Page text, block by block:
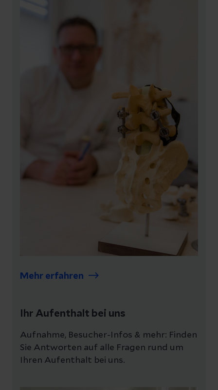
Mehr erfahren
Ihr Aufenthalt bei uns
Aufnahme, Besucher-Infos & mehr: Finden
Sie Antworten auf alle Fragen rund um
Ihren Aufenthalt bei uns.